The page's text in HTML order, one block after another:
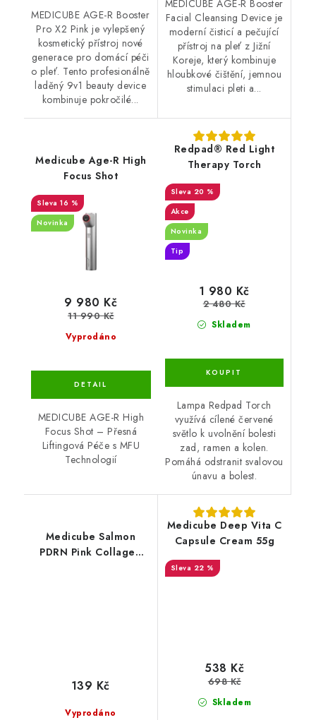
MEDICUBE AGE-R Booster
Pro X2 Pink je vylepšený
kosmetický přístroj nové
generace pro domácí péči
o pleť. Tento profesionálně
laděný 9v1 beauty device
kombinuje pokročilé...
MEDICUBE AGE-R Booster
Facial Cleansing Device je
moderní čisticí a pečující
přístroj na pleť z Jižní
Koreje, který kombinuje
hloubkové čištění, jemnou
stimulaci pleti a...
Medicube Age-R High
Focus Shot
16 %
Novinka
Vyprodáno
9 980 Kč
11 990 Kč
MEDICUBE AGE-R High
Focus Shot – Přesná
Liftingová Péče s MFU
Technologií
Redpad® Red Light
Therapy Torch
20 %
Akce
Novinka
Tip
Skladem
1 980 Kč
2 480 Kč
Lampa Redpad Torch
využívá cílené červené
světlo k uvolnění bolesti
zad, ramen a kolen.
Pomáhá odstranit svalovou
únavu a bolest.
Medicube Salmon
PDRN Pink Collagen
Vyprodáno
139 Kč
Medicube Deep Vita C
Capsule Cream 55g
22 %
Skladem
538 Kč
698 Kč